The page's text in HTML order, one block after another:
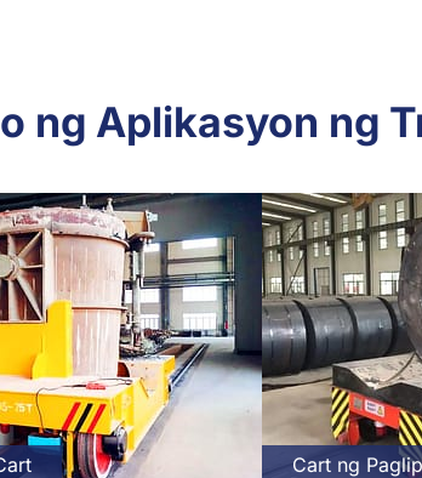
ng Aplikasyon ng
Cart ng